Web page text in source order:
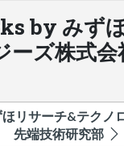
by みず
ーズ株式会
ほリサーチ&テクノ
先端技術研究部